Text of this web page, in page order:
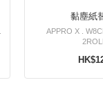
黏塵紙
APPRO X .